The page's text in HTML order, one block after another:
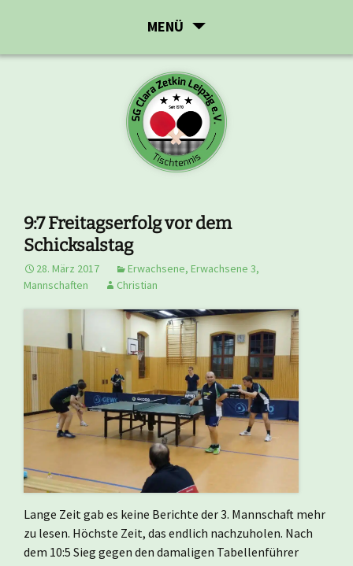
MENÜ
9:7 Freitagserfolg vor dem
Schicksalstag
28. März 2017 Erwachsene, Erwachsene 3,
Mannschaften
Christian
Lange Zeit gab es keine Berichte der 3. Mannschaft mehr
zu lesen. Höchste Zeit, das endlich nachzuholen. Nach
dem 10:5 Sieg gegen den damaligen Tabellenführer